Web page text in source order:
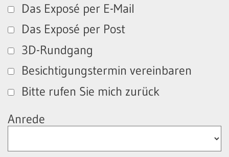
Das Exposé per E-Mail
Das Exposé per Post
3D-Rundgang
Besichtigungstermin vereinbaren
Bitte rufen Sie mich zurück
Anrede